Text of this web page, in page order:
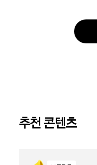
추천 콘텐츠